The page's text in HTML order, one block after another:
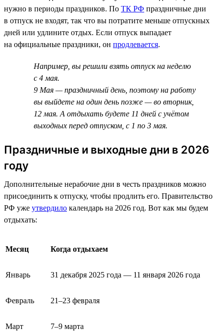
нужно в периоды праздников. По ТК РФ праздничные дни
в отпуск не входят, так что вы потратите меньше отпускных
дней или удлините отдых. Если отпуск выпадает
на официальные праздники, он продлевается.
Например, вы решили взять отпуск на неделю
с 4 мая.
9 Мая — праздничный день, поэтому на работу
вы выйдете на один день позже — во вторник,
12 мая. А отдыхать будете 11 дней с учётом
выходных перед отпуском, с 1 по 3 мая.
Праздничные и выходные дни в 2026
году
Дополнительные нерабочие дни в честь праздников можно
присоединить к отпуску, чтобы продлить его. Правительство
РФ уже утвердило календарь на 2026 год. Вот как мы будем
отдыхать:
Месяц Когда отдыхаем
Январь 31 декабря 2025 года — 11 января 2026 года
Февраль 21–23 февраля
Март 7–9 марта